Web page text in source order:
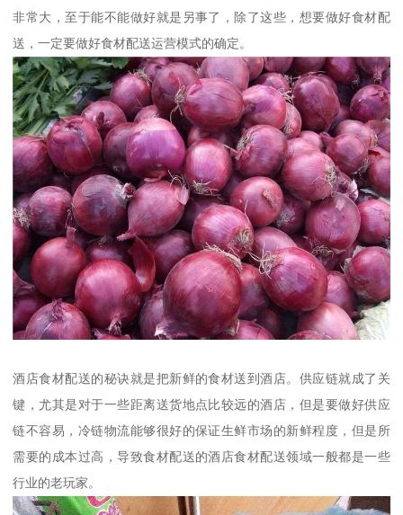
非常大，至于能不能做好就是另事了，除了这些，想要做好食材配
送，一定要做好食材配送运营模式的确定。
酒店食材配送的秘诀就是把新鲜的食材送到酒店。供应链就成了关
键，尤其是对于一些距离送货地点比较远的酒店，但是要做好供应
链不容易，冷链物流能够很好的保证生鲜市场的新鲜程度，但是所
需要的成本过高，导致食材配送的酒店食材配送领域一般都是一些
行业的老玩家。